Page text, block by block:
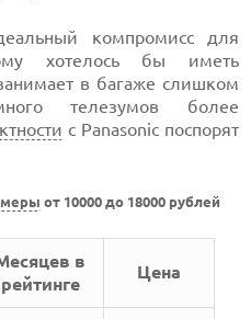
компромисс для
хотелось бы иметь
в багаже слишком
телезумов более
с Panasonic поспорят
от 10000 до 18000 рублей
в
рейтинге
Цена